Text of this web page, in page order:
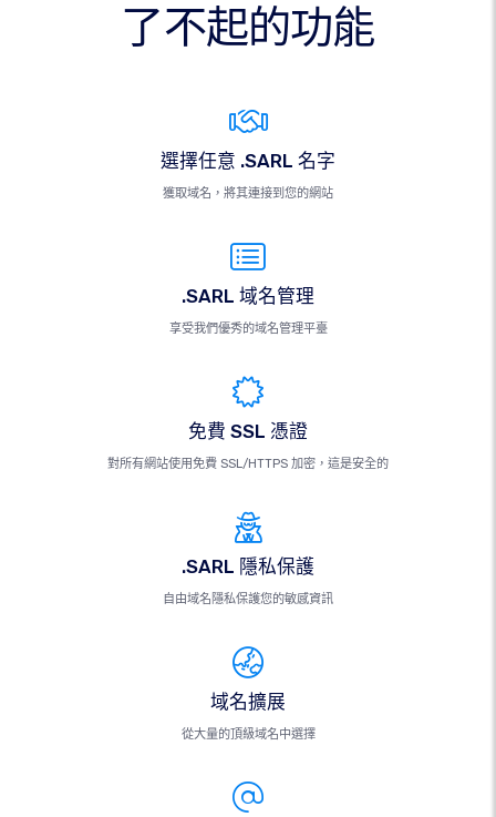
了不起的功能
選擇任意 .SARL 名字
獲取域名，將其連接到您的網站
.SARL 域名管理
享受我們優秀的域名管理平臺
免費 SSL 憑證
對所有網站使用免費 SSL/HTTPS 加密，這是安全的
.SARL 隱私保護
自由域名隱私保護您的敏感資訊
域名擴展
從大量的頂級域名中選擇